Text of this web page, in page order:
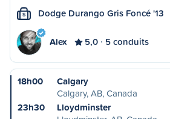
S Dodge Durango Gris Foncé '13
Alex 5,0 5 conduits
18h00
Calgary
Calgary, AB, Canada
23h30
Lloydminster